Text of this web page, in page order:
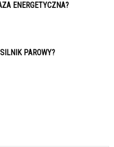
ENERGETYCZNA?
PAROWY?